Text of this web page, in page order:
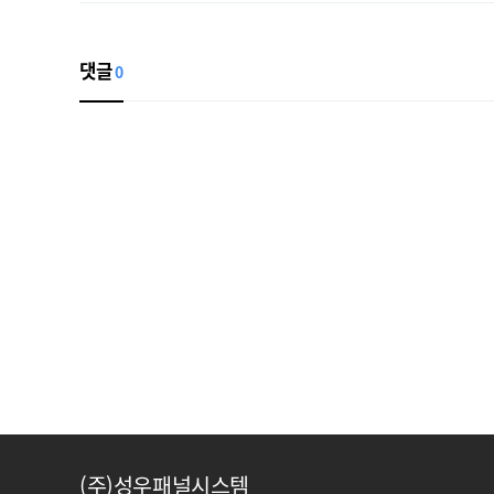
댓글0
(주)성우패널시스템